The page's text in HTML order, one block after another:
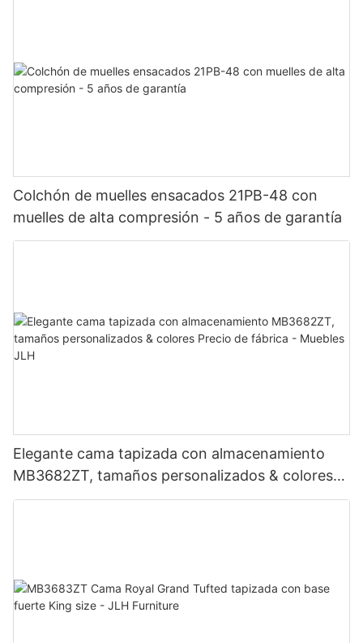
Colchón de muelles ensacados 21PB-48 con
muelles de alta compresión - 5 años de garantía
Elegante cama tapizada con almacenamiento
MB3682ZT, tamaños personalizados & colores
Precio de fábrica - Muebles JLH